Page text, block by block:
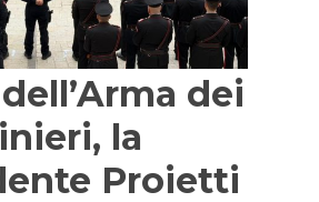
dei
la
Proietti